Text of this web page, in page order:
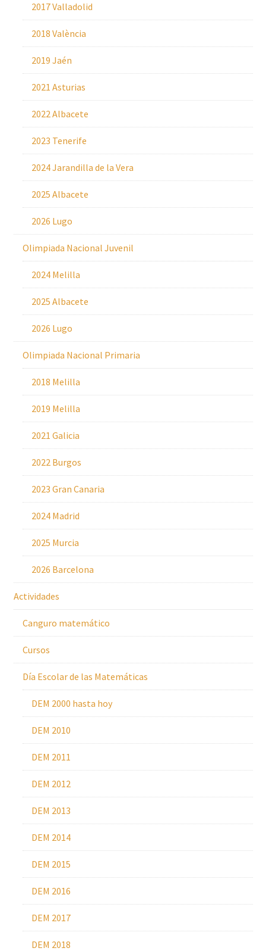
2017 Valladolid
2018 València
2019 Jaén
2021 Asturias
2022 Albacete
2023 Tenerife
2024 Jarandilla de la Vera
2025 Albacete
2026 Lugo
Olimpiada Nacional Juvenil
2024 Melilla
2025 Albacete
2026 Lugo
Olimpiada Nacional Primaria
2018 Melilla
2019 Melilla
2021 Galicia
2022 Burgos
2023 Gran Canaria
2024 Madrid
2025 Murcia
2026 Barcelona
Actividades
Canguro matemático
Cursos
Día Escolar de las Matemáticas
DEM 2000 hasta hoy
DEM 2010
DEM 2011
DEM 2012
DEM 2013
DEM 2014
DEM 2015
DEM 2016
DEM 2017
DEM 2018